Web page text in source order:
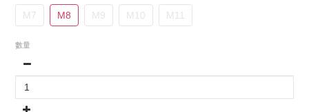
M7 M8 M9 M10 M11
數量